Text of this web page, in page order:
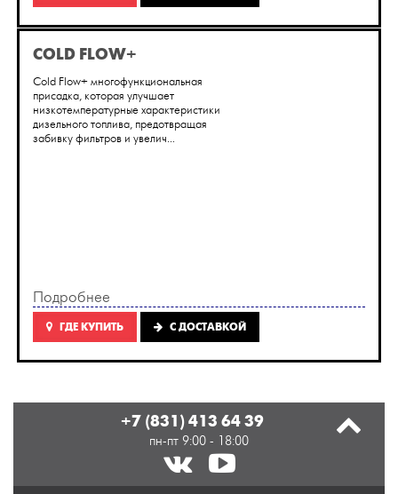
СOLD FLOW+
Сold Flow+ многофункциональная
присадка, которая улучшает
низкотемпературные характеристики
дизельного топлива, предотвращая
забивку фильтров и увелич...
Подробнее
ГДЕ КУПИТЬ C ДОСТАВКОЙ
+7 (831) 413 64 39
пн-пт 9:00 - 18:00